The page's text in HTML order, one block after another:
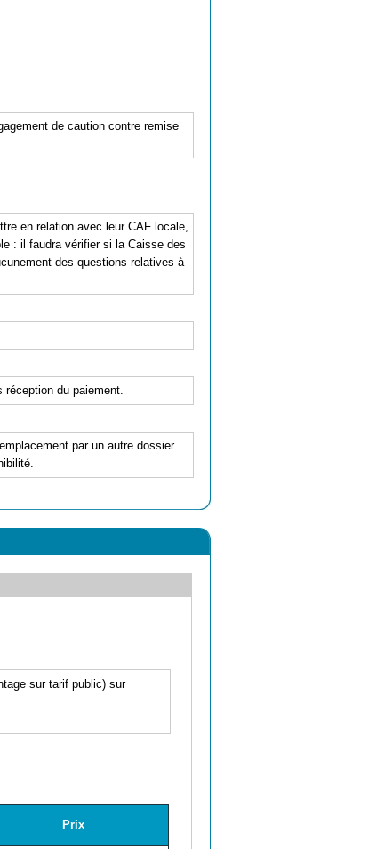
de caution contre remise
en relation avec leur CAF locale,
: il faudra vérifier si la Caisse des
des questions relatives à
du paiement.
par un autre dossier
sur tarif public) sur
Prix